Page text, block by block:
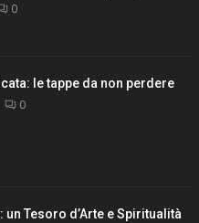
0
le tappe da non perdere
0
un Tesoro d’Arte e Spiritualità